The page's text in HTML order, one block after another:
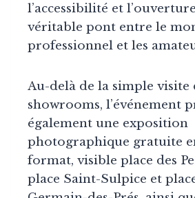
l’accessibilité et
véritable pont entre le
professionnel et les
Au-delà de la simple visite
showrooms, l’événement
également une exposition
photographique gratuite
format, visible place des
place Saint-Sulpice et